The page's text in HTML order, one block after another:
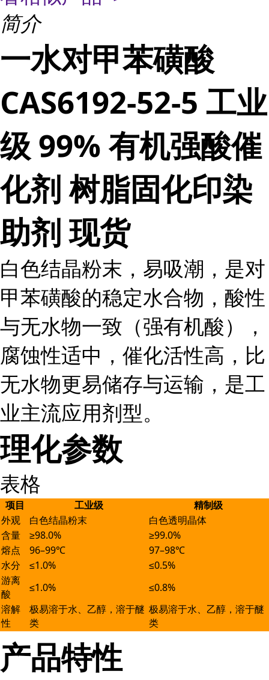
简介
一水对甲苯磺酸
CAS6192-52-5 工业
级 99% 有机强酸催
化剂 树脂固化印染
助剂 现货
白色结晶粉末，易吸潮，是对
甲苯磺酸的稳定水合物，酸性
与无水物一致（强有机酸），
腐蚀性适中，催化活性高，比
无水物更易储存与运输，是工
业主流应用剂型。
理化参数
表格
项目 工业级 精制级
外观 白色结晶粉末
白色透明晶体
含量
≥98.0%
≥99.0%
熔点
96–99℃
97–98℃
水分
≤1.0%
≤0.5%
游离
酸
≤1.0%
≤0.8%
溶解
性
极易溶于水、乙醇，溶于醚
类
极易溶于水、乙醇，溶于醚
类
产品特性